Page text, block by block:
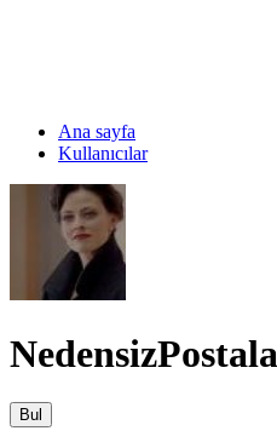
Ana sayfa
Kullanıcılar
Bul